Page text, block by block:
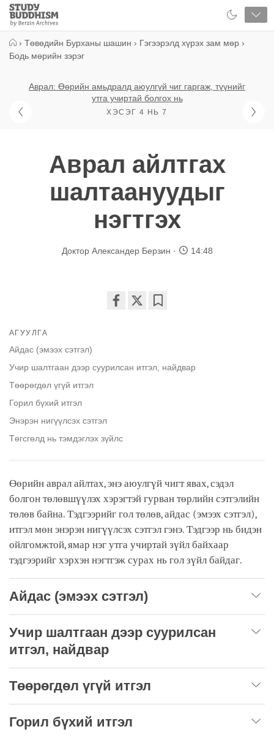
Close
Study
Buddhism
› Төвөдийн Бурханы шашин › Гэгээрэлд хүрэх зам мөр ›
Бодь мөрийн зэрэг
Аврал: Өөрийн амьдралд аюулгүй чиг гаргаж, түүнийг
утга учиртай болгох нь
ХЭСЭГ 4 НЬ 7
Аврал айлтгах
шалтаануудыг
нэгтгэх
Доктор Александер Берзин 14:48
АГУУЛГА
Айдас (эмээх сэтгэл)
Учир шалтгаан дээр суурилсан итгэл, найдвар
Төөрөгдөл үгүй итгэл
Горил бүхий итгэл
Энэрэн нигүүлсэх сэтгэл
Төгсгөлд нь тэмдэглэх зүйлс
Өөрийн аврал айлтах, энэ аюулгүй чигт явах, сэдэл
болгон төлөвшүүлэх хэрэгтэй гурван төрлийн сэтгэлийн
төлөв байна. Тэдгээрийг гол төлөв, айдас (эмээх сэтгэл),
итгэл мөн энэрэн нигүүлсэх сэтгэл гэнэ. Тэдгээр нь бидэн
ойлгомжтой, ямар нэг утга учиртай зүйл байхаар
тэдгээрийг хэрхэн нэгтгэж сурах нь гол зүйл байдаг.
Айдас (эмээх сэтгэл)
Учир шалтгаан дээр суурилсан
итгэл, найдвар
Төөрөгдөл үгүй итгэл
Горил бүхий итгэл